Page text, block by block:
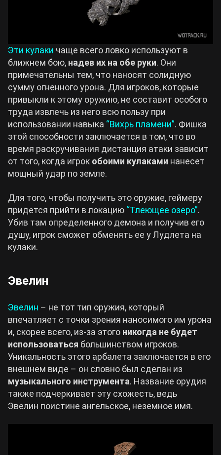
Эти кулаки чаще всего ловко используют в
ближнем бою, надев их на обе руки. Они
примечательны тем, что наносят солидную
сумму огненного урона. Для игроков, которые
привыкли к этому оружию, не составит особого
труда извлечь из него всю пользу при
использовании навыка “Вихрь пламени”. Фишка
этой способности заключается в том, что во
время раскручивания дистанция атаки зависит
от того, когда игрок обоими кулаками нанесет
мощный удар по земле.
Для того, чтобы получить это оружие, геймеру
придется прийти в локацию “Тлеющее озеро”.
Убив там определенного демона и получив его
душу, игрок сможет обменять ее у Лудлета на
кулаки.
Эвелин
Эвелин – не тот тип оружия, который
впечатляет с точки зрения наносимого им урона
и, скорее всего, из-за этого никогда не будет
использоваться большинством игроков.
Уникальность этого арбалета заключается в его
внешнем виде – он словно был сделан из
музыкального инструмента. Название орудия
также подчеркивает эту схожесть, ведь
Эвелин поистине ангельское, неземное имя.